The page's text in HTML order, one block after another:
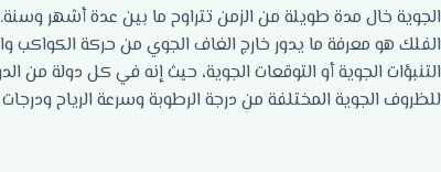
الجوية خال مدة طويلة من الزمن تتراوح ما بين عدة أشهر
الفلك هو معرفة ما يدور خارج الغاف الجوي من حركة
التنبؤات الجوية أو التوقعات الجوية، حيث إنه في كل دولة
للظروف الجوية المختلفة من درجة الرطوبة وسرعة الرياح